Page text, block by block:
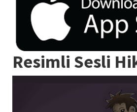
Resimli Sesli